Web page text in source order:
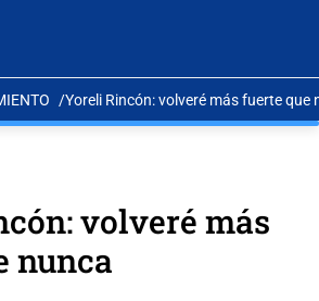
Yoreli Rincón: volveré más fuerte que
volveré más
nunca